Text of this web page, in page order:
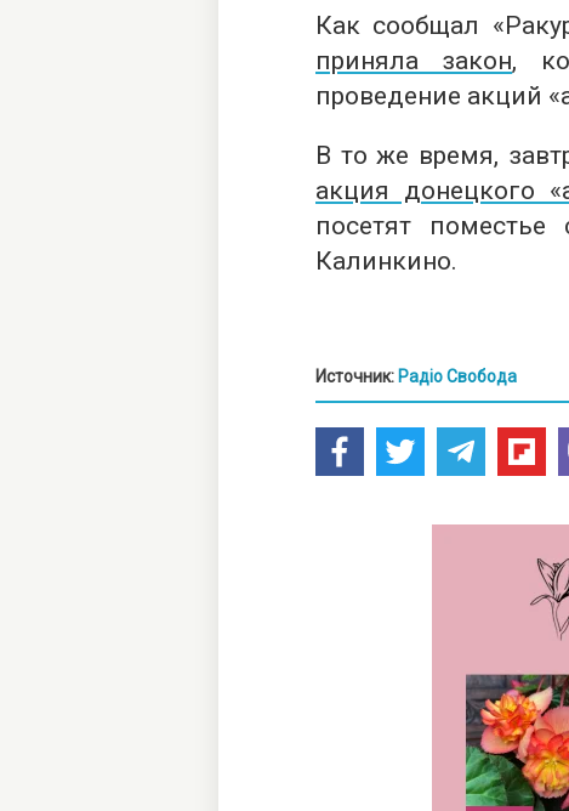
Как сообщал
приняла закон,
проведение акций
В то же время,
акция донецкого
посетят
Калинкино.
Источник: Радіо Свобода